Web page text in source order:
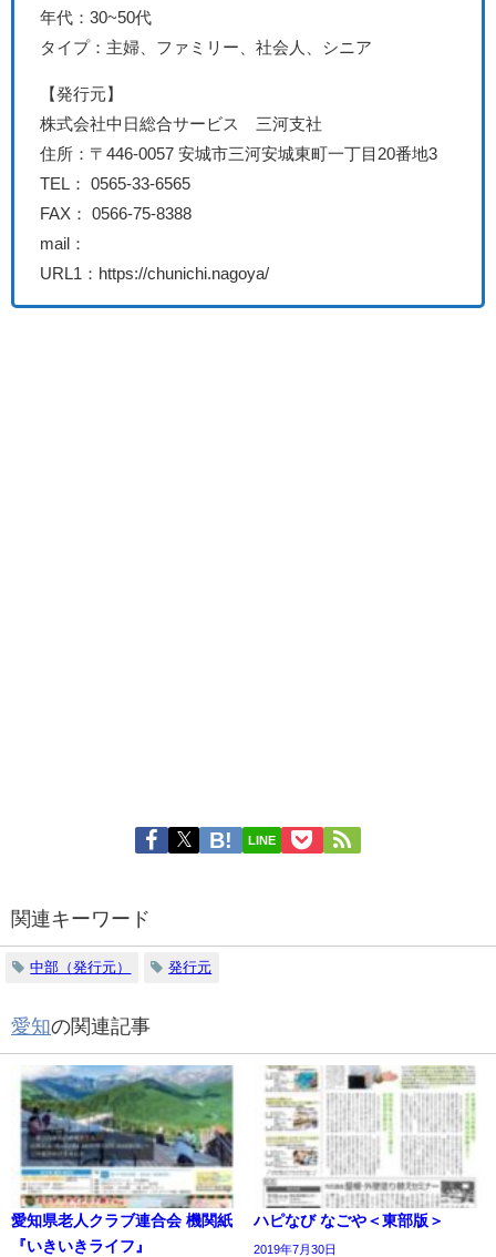
年代：30~50代
タイプ：主婦、ファミリー、社会人、シニア
【発行元】
株式会社中日総合サービス 三河支社
住所：〒446-0057 安城市三河安城東町一丁目20番地3
TEL： 0565-33-6565
FAX： 0566-75-8388
mail：
URL1：https://chunichi.nagoya/
LINE
関連キーワード
中部（発行元） 発行元
愛知の関連記事
愛知県老人クラブ連合会 機関紙
『いきいきライフ』
ハピなび なごや＜東部版＞
2019年7月30日